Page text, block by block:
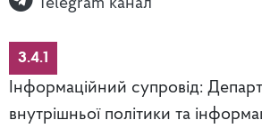
3.4.1
Інформаційний супровід:
внутрішньої політики та